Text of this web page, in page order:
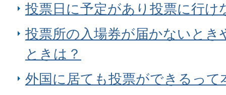
投票日に予定があり投票に行け
投票所の入場券が届かないと
ときは？
外国に居ても投票ができるって